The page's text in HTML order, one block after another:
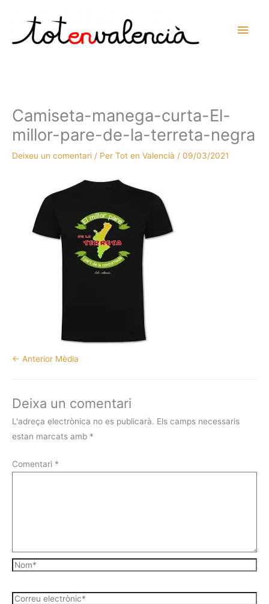
contingut
Camiseta-manega-curta-El-
millor-pare-de-la-terreta-negra
Deixeu un comentari / Per Tot en Valencià / 09/03/2021
← Anterior Mèdia
Deixa un comentari
L'adreça electrònica no es publicarà. Els camps necessaris
estan marcats amb *
Comentari *
Nom*
Correu